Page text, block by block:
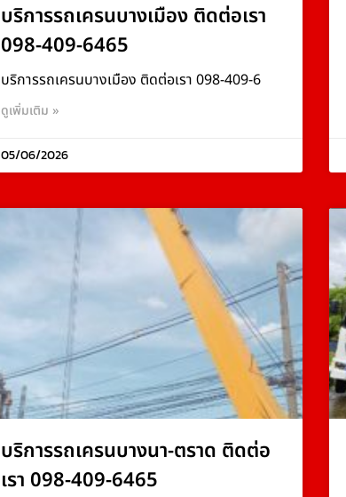
บริการรถเครนบางเมือง ติดต่อเรา
098-409-6465
บริการรถเครนบางเมือง ติดต่อเรา 098-409-6
ดูเพิ่มเติม »
05/06/2026
บริการรถเครนบางนา-ตราด ติดต่อ
เรา 098-409-6465